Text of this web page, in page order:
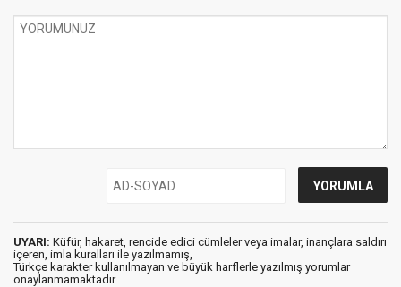
UYARI: Küfür, hakaret, rencide edici cümleler veya imalar, inançlara saldırı
içeren, imla kuralları ile yazılmamış,
Türkçe karakter kullanılmayan ve büyük harflerle yazılmış yorumlar
onaylanmamaktadır.